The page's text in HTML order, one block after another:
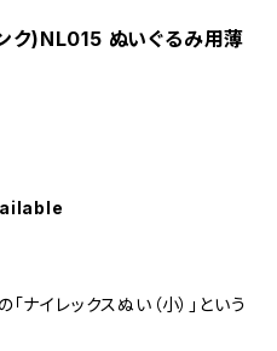
ク)NL015 ぬいぐるみ用薄
ナイレックスぬい（小）」という